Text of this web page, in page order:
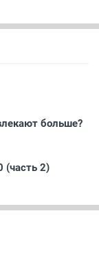
больше?
(часть 2)